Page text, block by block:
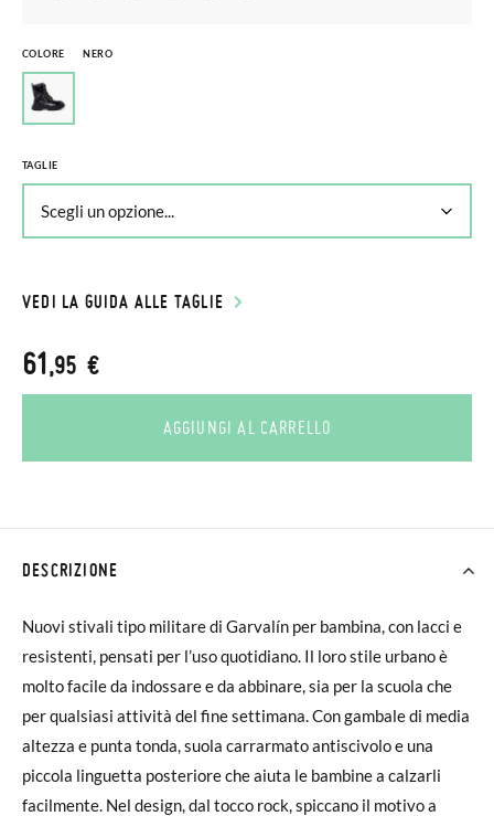
COLORE NERO
TAGLIE
VEDI LA GUIDA ALLE TAGLIE
61,95 €
AGGIUNGI AL CARRELLO
DESCRIZIONE
Nuovi stivali tipo militare di Garvalín per bambina, con lacci e
resistenti, pensati per l’uso quotidiano. Il loro stile urbano è
molto facile da indossare e da abbinare, sia per la scuola che
per qualsiasi attività del fine settimana. Con gambale di media
altezza e punta tonda, suola carrarmato antiscivolo e una
piccola linguetta posteriore che aiuta le bambine a calzarli
facilmente. Nel design, dal tocco rock, spiccano il motivo a